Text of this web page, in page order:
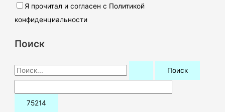
Я прочитал и согласен с Политикой
конфиденциальности
Поиск
П
о
и